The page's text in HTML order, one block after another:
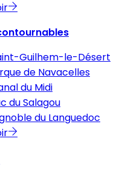
Guilhem-le-Désert
de Navacelles
du Midi
du Salagou
du Languedoc